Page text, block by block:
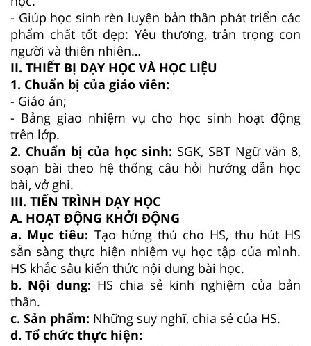
- Giúp học sinh rèn luyện bản thân phát triển các
phẩm chất tốt đẹp: Yêu thương, trân trọng con
người và thiên nhiên…
II. THIẾT BỊ DẠY HỌC VÀ HỌC LIỆU
1. Chuẩn bị của giáo viên:
- Giáo án;
- Bảng giao nhiệm vụ cho học sinh hoạt động
trên lớp.
2. Chuẩn bị của học sinh: SGK, SBT Ngữ văn 8,
soạn bài theo hệ thống câu hỏi hướng dẫn học
bài, vở ghi.
III. TIẾN TRÌNH DẠY HỌC
A. HOẠT ĐỘNG KHỞI ĐỘNG
a. Mục tiêu: Tạo hứng thú cho HS, thu hút HS
sẵn sàng thực hiện nhiệm vụ học tập của mình.
HS khắc sâu kiến thức nội dung bài học.
b. Nội dung: HS chia sẻ kinh nghiệm của bản
thân.
c. Sản phẩm: Những suy nghĩ, chia sẻ của HS.
d. Tổ chức thực hiện: